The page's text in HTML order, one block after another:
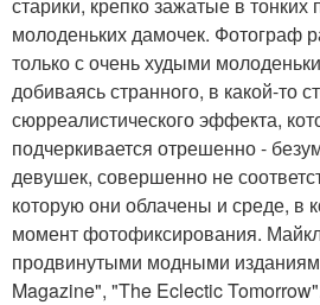
молоденьких дамочек. Фотограф
только с очень худыми
добиваясь странного, в какой-то
сюрреалистического эффекта,
подчеркивается отрешенно -
девушек, совершенно не
которую они облачены и среде, в
момент фотофиксирования.
продвинутыми модными
Magazine", "The Eclectic